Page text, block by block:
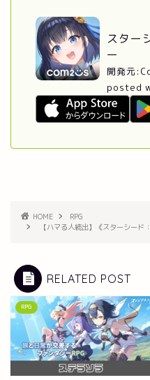
スター
ー
開発元:
posted
HOME
RPG
【ハマる人続出】《スターシー
RELATED POST
RPG